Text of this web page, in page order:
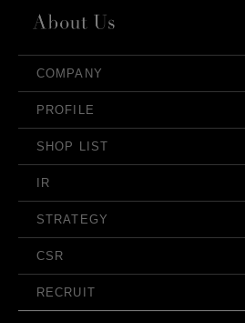
COMPANY
PROFILE
SHOP LIST
IR
STRATEGY
CSR
RECRUIT